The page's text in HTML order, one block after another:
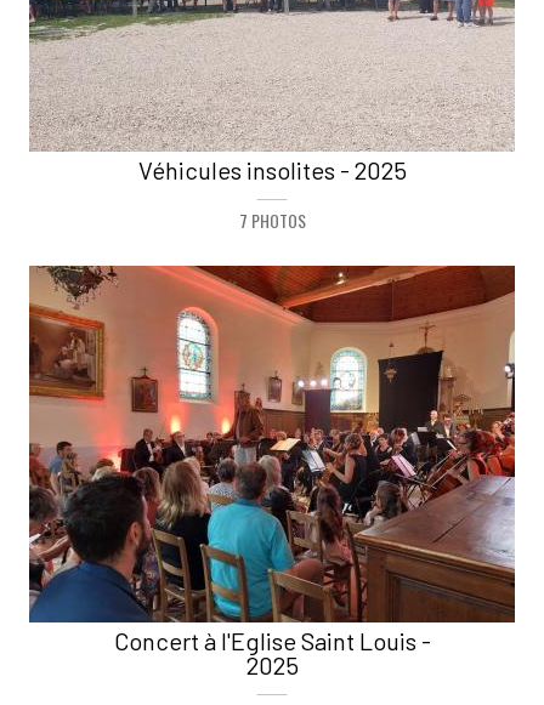
Véhicules insolites - 2025
7 PHOTOS
Concert à l'Eglise Saint Louis -
2025